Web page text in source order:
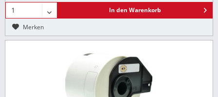
In den Warenkorb
Merken